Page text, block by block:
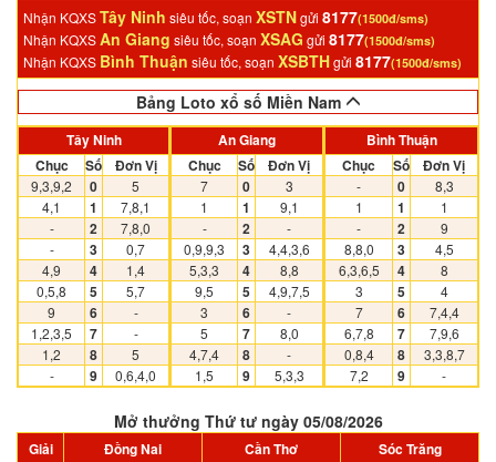
Nhận KQXSTây Ninh siêu tốc, soạn XSTNgửi 8177(1500đ/sms)
Nhận KQXSAn Giang siêu tốc, soạn XSAG gửi 8177(1500đ/sms)
Nhận KQXS Bình Thuận siêu tốc, soạn XSBTHgửi 8177(1500đ/sms)
Bảng Loto xổ số Miền Nam
Tây Ninh
Chục
Số Đơn Vị
9,3,9,2 0
5
4,1
1
7,8,1
-
2
7,8,0
-
3
0,7
4,9
4
1,4
0,5,8
5
5,7
9
6
-
1,2,3,5
7
-
1,2
8
5
-
9 0,6,4,0
An Giang
Chục
Số Đơn Vị
7 0
3
1
1
9,1
-
2
-
0,9,9,3
3
4,4,3,6
5,3,3
4
8,8
9,5
5
4,9,7,5
3
6
-
5
7
8,0
4,7,4
8
-
1,5
9 5,3,3
Bình Thuận
Chục
Số Đơn Vị
- 0
8,3
1
1
1
-
2
9
8,8,0
3
4,5
6,3,6,5
4
8
3
5
4
7
6
7,4,4
6,7,8
7
7,9,6
0,8,4
8
3,3,8,7
7,2
9 -
Mở thưởng Thứ tư ngày 05/08/2026
Giải Đồng Nai Cần Thơ Sóc Trăng